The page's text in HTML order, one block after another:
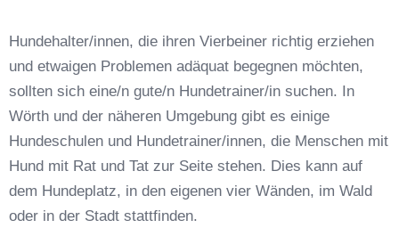
Hundetrainer Ausbildung in Wörth oder online
Hundezubehör für das Training und
Hundespielzeug zur Beschäftigung
Preisvergleich der Hundeschulen in Wörth
Hundeschulen vs. Hundesportvereine in Wörth
So findet man den richtigen Hundetrainer in
Wörth
Darum lohnt sich der Besuch einer
Hundehalter/innen, die ihren Vierbeiner richtig erziehen
und etwaigen Problemen adäquat begegnen möchten,
sollten sich eine/n gute/n Hundetrainer/in suchen. In
Wörth und der näheren Umgebung gibt es einige
Hundeschulen und Hundetrainer/innen, die Menschen mit
Hund mit Rat und Tat zur Seite stehen. Dies kann auf
dem Hundeplatz, in den eigenen vier Wänden, im Wald
oder in der Stadt stattfinden.